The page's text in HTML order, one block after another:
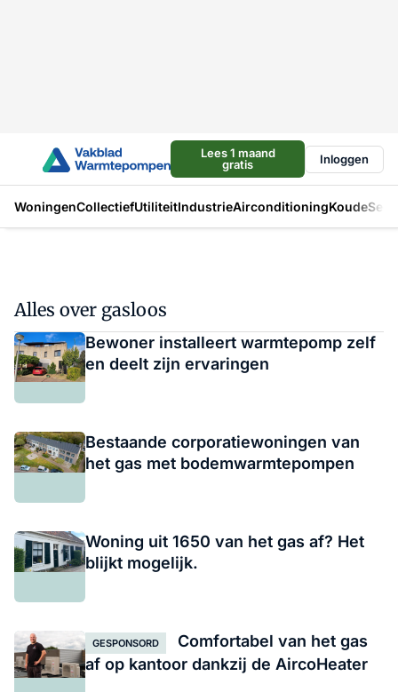
Lees 1 maand
gratis
Inloggen
WoningenCollectiefUtiliteitIndustrieAirconditioningKoude
Alles over gasloos
Bewoner installeert warmtepomp zelf
en deelt zijn ervaringen
Bestaande corporatiewoningen van
het gas met bodemwarmtepompen
Woning uit 1650 van het gas af? Het
blijkt mogelijk.
GESPONSORD
Comfortabel van het gas
af op kantoor dankzij de AircoHeater